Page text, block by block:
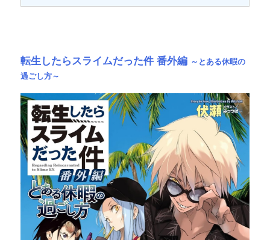
転生したらスライムだった件 番外編 ～とある休暇の
過ごし方～